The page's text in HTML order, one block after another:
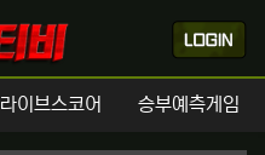
라이브스코어 승부예측게임